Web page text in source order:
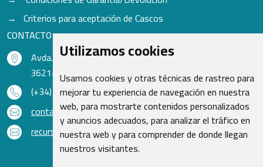
Utilizamos cookies
Usamos cookies y otras técnicas de rastreo para
mejorar tu experiencia de navegación en nuestra
web, para mostrarte contenidos personalizados
y anuncios adecuados, para analizar el tráfico en
nuestra web y para comprender de donde llegan
nuestros visitantes.
Criterios para aceptación de Cascos
CONTACTO
Avda. do Freixo - Sardoma, 13
36214 Vigo - Pontevedra - España
(+34) 986 48 16 33
contacto@qsr.es
recursoshumanos@qsr.es